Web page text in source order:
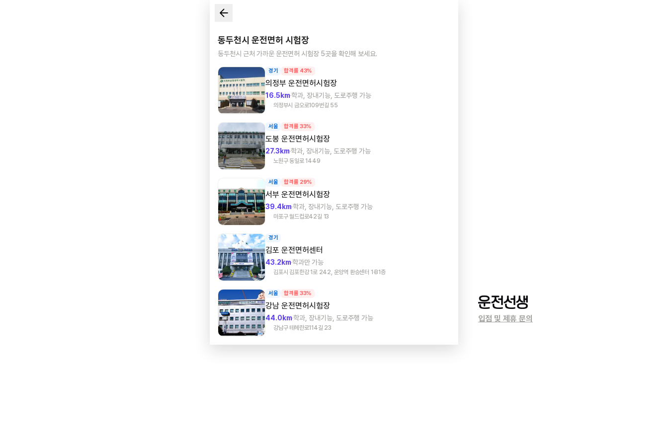
동두천시 운전면허 시험장
동두천시 근처 가까운 운전면허 시험장 5곳을 확인해 보세요.
경기 합격률 43%
의정부 운전면허시험장
16.5km학과, 장내기능, 도로주행 가능
의정부시 금오로109번길 55
서울 합격률 33%
도봉 운전면허시험장
27.3km학과, 장내기능, 도로주행 가능
노원구 동일로 1449
서울 합격률 29%
서부 운전면허시험장
39.4km학과, 장내기능, 도로주행 가능
마포구 월드컵로42길 13
경기
김포 운전면허센터
43.2km학과만 가능
김포시 김포한강 1로 242, 운양역 환승센터 1·B1층
서울 합격률 33%
강남 운전면허시험장
44.0km학과, 장내기능, 도로주행 가능
강남구 테헤란로114길 23
입점 및 제휴 문의